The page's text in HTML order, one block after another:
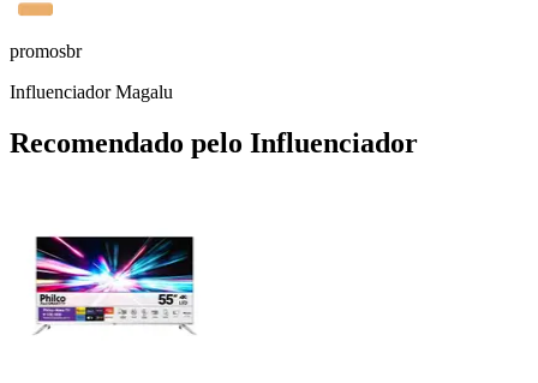
promosbr
Influenciador Magalu
Recomendado pelo Influenciador